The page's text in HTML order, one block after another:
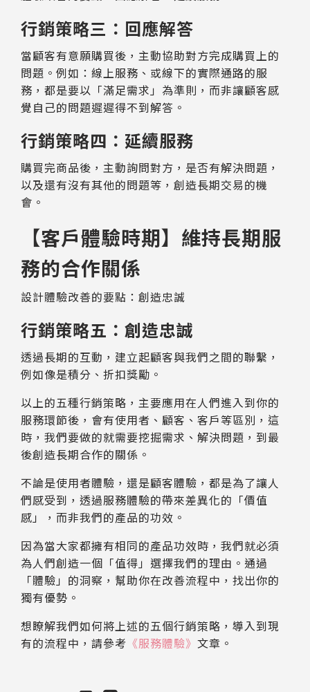
行銷策略三：回應解答
當顧客有意願購買後，主動協助對方完成購買上的
問題。例如：線上服務、或線下的實際通路的服
務，都是要以「滿足需求」為準則，而非讓顧客感
覺自己的問題遲遲得不到解答。
行銷策略四：延續服務
購買完商品後，主動詢問對方，是否有解決問題，
以及還有沒有其他的問題等，創造長期交易的機
會。
【客戶體驗時期】維持長期服
務的合作關係
設計體驗改善的要點：創造忠誠
行銷策略五：創造忠誠
透過長期的互動，建立起顧客與我們之間的聯繫，
例如像是積分、折扣獎勵。
以上的五種行銷策略，主要應用在人們進入到你的
服務環節後，會有使用者、顧客、客戶等區別，這
時，我們要做的就需要挖掘需求、解決問題，到最
後創造長期合作的關係。
不論是使用者體驗，還是顧客體驗，都是為了讓人
們感受到，透過服務體驗的帶來差異化的「價值
感」，而非我們的產品的功效。
因為當大家都擁有相同的產品功效時，我們就必須
為人們創造一個「值得」選擇我們的理由。通過
「體驗」的洞察，幫助你在改善流程中，找出你的
獨有優勢。
想瞭解我們如何將上述的五個行銷策略，導入到現
有的流程中，請參考 《服務體驗》 文章。